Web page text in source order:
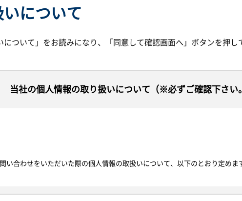
について
について」をお読みになり、「同意して確認画面へ」ボタンを押し
当社の個人情報の取り扱いについて（※必ずご確認下さい
い合わせをいただいた際の個人情報の取扱いについて、以下のとおり定めま
が当サイトを通じて取得する個人情報の保護に関する法律にいう「個人情